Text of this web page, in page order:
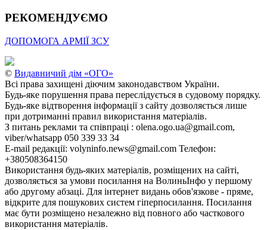
РЕКОМЕНДУЄМО
ДОПОМОГА АРМІЇ ЗСУ
© Видавничий дім «ОГО»
Всі права захищені діючим законодавством України.
Будь-яке порушення права переслідується в судовому порядку.
Будь-яке відтворення інформації з сайту дозволяється лише
при дотриманні правил використання матеріалів.
З питань реклами та співпраці : olena.ogo.ua@gmail.com,
viber/whatsapp 050 339 33 34
E-mail редакції: volyninfo.news@gmail.com Телефон:
+380508364150
Використання будь-яких матеріалів, розміщених на сайті,
дозволяється за умови посилання на ВолиньІнфо у першому
або другому абзаці. Для інтернет видань обов'язкове - пряме,
відкрите для пошукових систем гіперпосилання. Посилання
має бути розміщено незалежно від повного або часткового
використання матеріалів.